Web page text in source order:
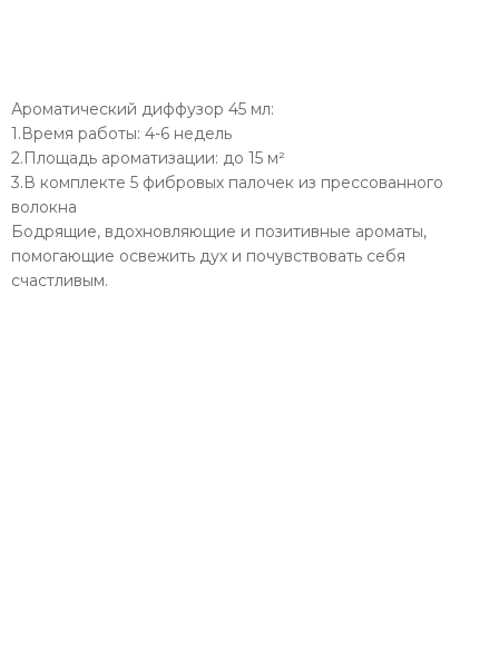
Ароматический диффузор 45 мл:
1.Время работы: 4-6 недель
2.Площадь ароматизации: до 15 м²
3.В комплекте 5 фибровых палочек из прессованного
волокна
Бодрящие, вдохновляющие и позитивные ароматы,
помогающие освежить дух и почувствовать себя
счастливым.